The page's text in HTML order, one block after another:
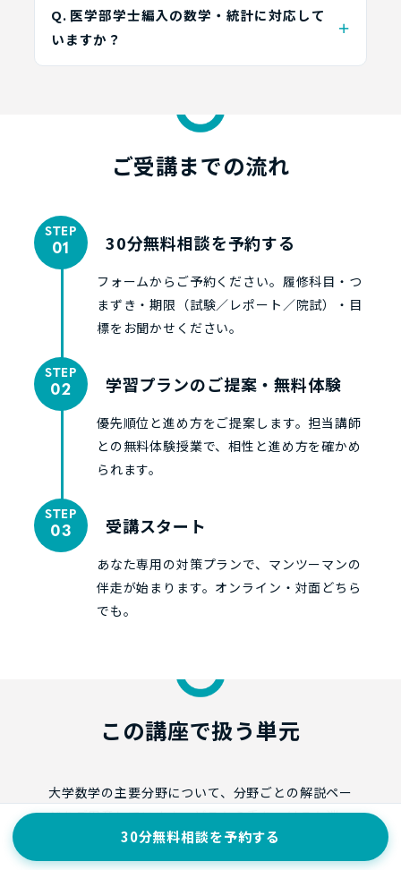
Q. 医学部学士編入の数学・統計に対応して
いますか？
ご受講までの流れ
STEP
01 30分無料相談を予約する
フォームからご予約ください。履修科目・つ
まずき・期限（試験／レポート／院試）・目
標をお聞かせください。
STEP
02 学習プランのご提案・無料体験
優先順位と進め方をご提案します。担当講師
との無料体験授業で、相性と進め方を確かめ
られます。
STEP
03 受講スタート
あなた専用の対策プランで、マンツーマンの
伴走が始まります。オンライン・対面どちら
でも。
この講座で扱う単元
大学数学の主要分野について、分野ごとの解説ペー
ジをご用意しています。どこから手をつけるか迷っ
たときの目安にもお使いください。
30分無料相談を予約する